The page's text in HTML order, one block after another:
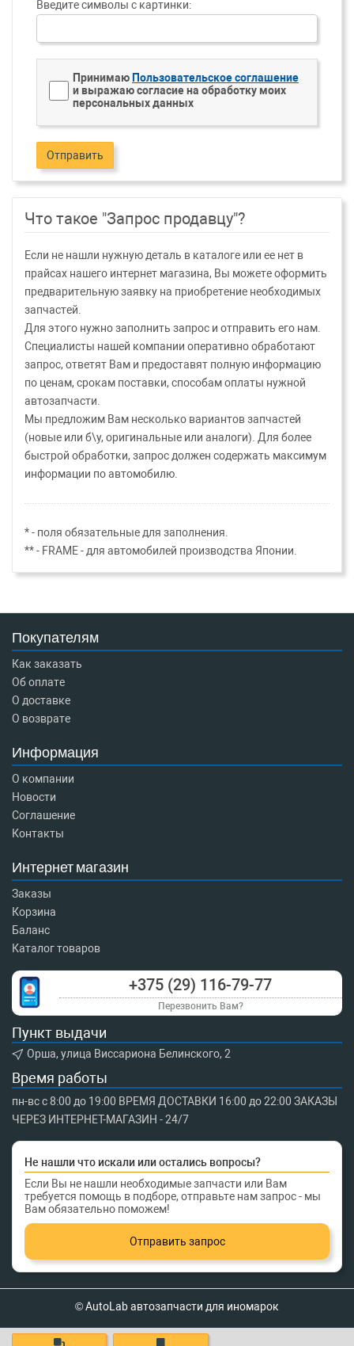
Введите символы с картинки:
Принимаю Пользовательское соглашение
и выражаю согласие на обработку моих
персональных данных
Отправить
Что такое "Запрос продавцу"?
Если не нашли нужную деталь в каталоге или ее нет в
прайсах нашего интернет магазина, Вы можете оформить
предварительную заявку на приобретение необходимых
запчастей.
Для этого нужно заполнить запрос и отправить его нам.
Специалисты нашей компании оперативно обработают
запрос, ответят Вам и предоставят полную информацию
по ценам, срокам поставки, способам оплаты нужной
автозапчасти.
Мы предложим Вам несколько вариантов запчастей
(новые или б\у, оригинальные или аналоги). Для более
быстрой обработки, запрос должен содержать максимум
информации по автомобилю.
* - поля обязательные для заполнения.
** - FRAME - для автомобилей производства Японии.
Покупателям
Как заказать
Об оплате
О доставке
О возврате
Информация
О компании
Новости
Соглашение
Контакты
Интернет магазин
Заказы
Корзина
Баланс
Каталог товаров
+375 (29) 116-79-77
Перезвонить Вам?
Пункт выдачи
Орша, улица Виссариона Белинского, 2
Время работы
пн-вс с 8:00 до 19:00 ВРЕМЯ ДОСТАВКИ 16:00 до 22:00 ЗАКАЗЫ
ЧЕРЕЗ ИНТЕРНЕТ-МАГАЗИН - 24/7
Не нашли что искали или остались вопросы?
Если Вы не нашли необходимые запчасти или Вам
требуется помощь в подборе, отправьте нам запрос - мы
Вам обязательно поможем!
Отправить запрос
© AutoLab автозапчасти для иномарок